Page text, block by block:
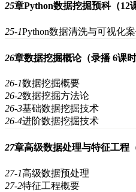
25章Python数据挖掘预科（12
25-1Python数据清洗与可视化案
26章数据挖掘概论（录播 6课时
26-1数据挖掘概要
26-2数据挖掘方法论
26-3基础数据挖掘技术
26-4进阶数据挖掘技术
27章高级数据处理与特征工程
27-1高级数据预处理
27-2特征工程概要